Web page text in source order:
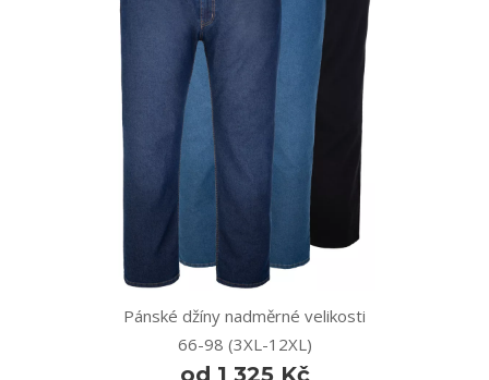
Pánské džíny nadměrné velikosti
66-98 (3XL-12XL)
od 1 325 Kč